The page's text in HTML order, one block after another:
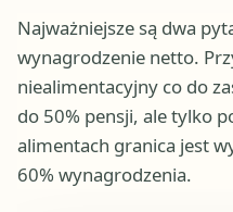
Najważniejsze są dwa
wynagrodzenie netto.
niealimentacyjny co do
do 50% pensji, ale tylko
alimentach granica jest
60% wynagrodzenia.